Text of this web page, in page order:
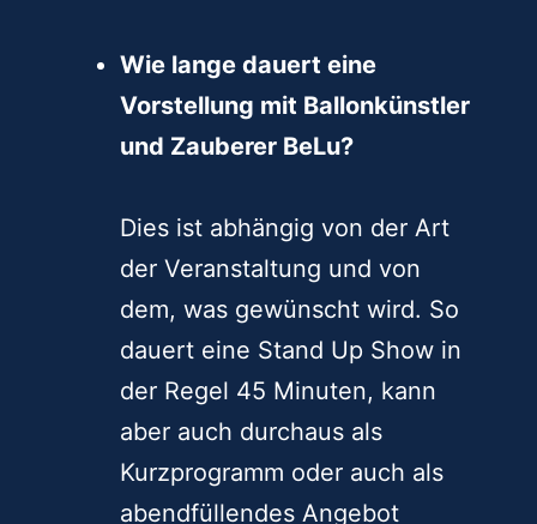
Wie lange dauert eine
Vorstellung mit Ballonkünstler
und Zauberer BeLu?
Dies ist abhängig von der Art
der Veranstaltung und von
dem, was gewünscht wird. So
dauert eine Stand Up Show in
der Regel 45 Minuten, kann
aber auch durchaus als
Kurzprogramm oder auch als
abendfüllendes Angebot